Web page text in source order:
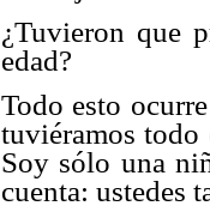
¿Tuvieron que
edad?
Todo esto
tuviéramos todo
Soy sólo una
cuenta: ustedes